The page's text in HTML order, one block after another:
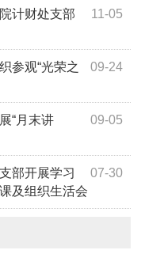
11-05
计财处支部
09-24
参观“光荣之
09-05
“月末讲
07-30
部开展学习
及组织生活会